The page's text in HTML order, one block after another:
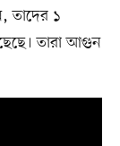
১
তারা আগুন